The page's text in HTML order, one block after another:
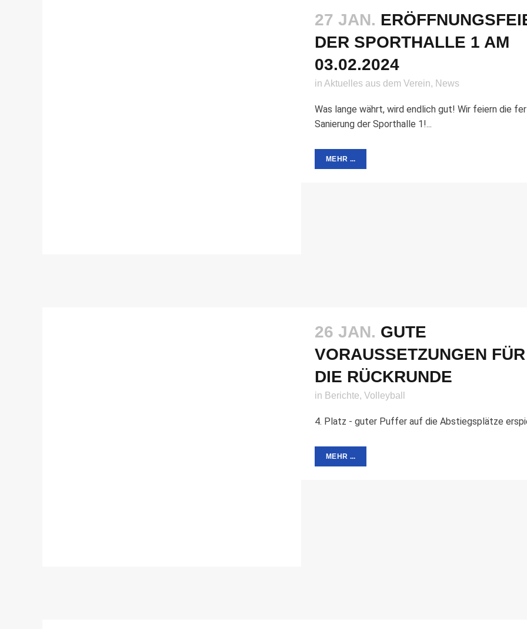
27 JAN.
DER SPORTHALLE 1 AM
03.02.2024
in Aktuelles aus dem Verein, News
Was lange währt, wird endlich gut! Wir feiern die
Sanierung der Sporthalle 1!...
MEHR ...
26 JAN. GUTE
VORAUSSETZUNGEN FÜR
DIE RÜCKRUNDE
in Berichte, Volleyball
4. Platz - guter Puffer auf die Abstiegsplätze
MEHR ...